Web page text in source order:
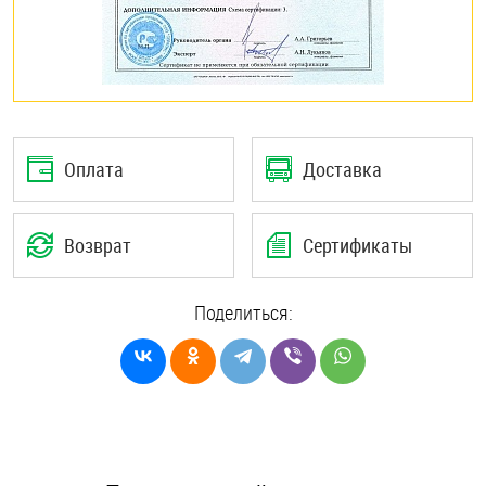
Оплата Доставка
Возврат Сертификаты
Поделиться: